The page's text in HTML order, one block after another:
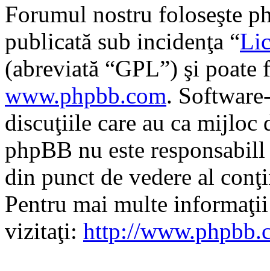
Forumul nostru foloseşte
publicată sub incidenţa “
(abreviată “GPL”) şi poate
www.phpbb.com.
discuţiile care au ca mijloc
phpBB nu este
din punct de vedere al
Pentru mai multe
vizitaţi: http://